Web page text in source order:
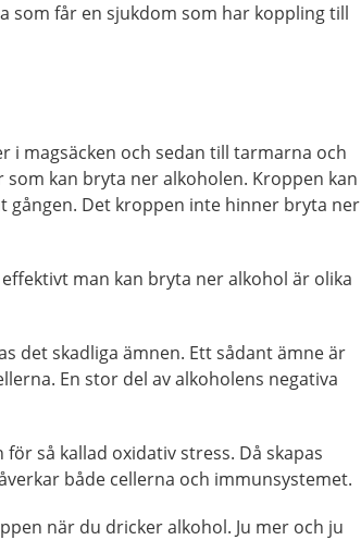
som får en sjukdom som har koppling till
i magsäcken och sedan till tarmarna och
kan bryta ner alkoholen. Kroppen kan
gången. Det kroppen inte hinner bryta ner
man kan bryta ner alkohol är olika
det skadliga ämnen. Ett sådant ämne är
En stor del av alkoholens negativa
så kallad oxidativ stress. Då skapas
både cellerna och immunsystemet.
när du dricker alkohol. Ju mer och ju